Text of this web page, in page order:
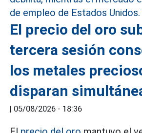
El precio del oro
tercera sesión
los metales
disparan
| 05/08/2026 - 18:36